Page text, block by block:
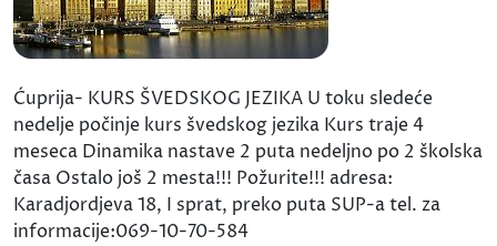
Ćuprija- KURS ŠVEDSKOG JEZIKA U toku sledeće
nedelje počinje kurs švedskog jezika Kurs traje 4
meseca Dinamika nastave 2 puta nedeljno po 2 školska
časa Ostalo još 2 mesta!!! Požurite!!! adresa:
Karadjordjeva 18, I sprat, preko puta SUP-a tel. za
informacije:069-10-70-584